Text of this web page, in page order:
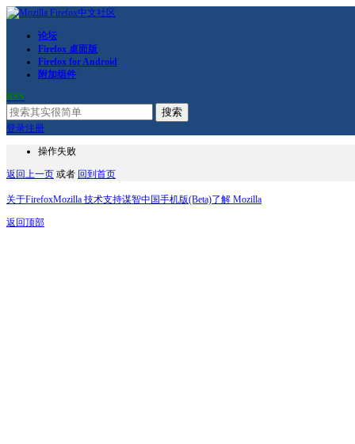
论坛
Firefox 桌面版
Firefox for Android
附加组件
RSS
搜索
登录注册
操作失败
返回上一页 或者 回到首页
关于FirefoxMozilla 技术支持谋智中国手机版(Beta)了解 Mozilla
返回顶部